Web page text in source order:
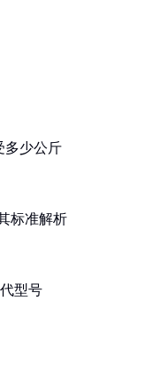
多少公斤
标准解析
型号